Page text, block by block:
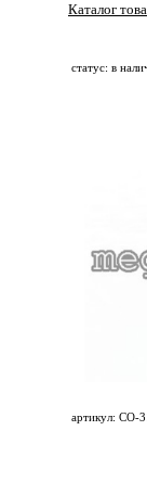
Каталог
статус: в
артикул: СО-